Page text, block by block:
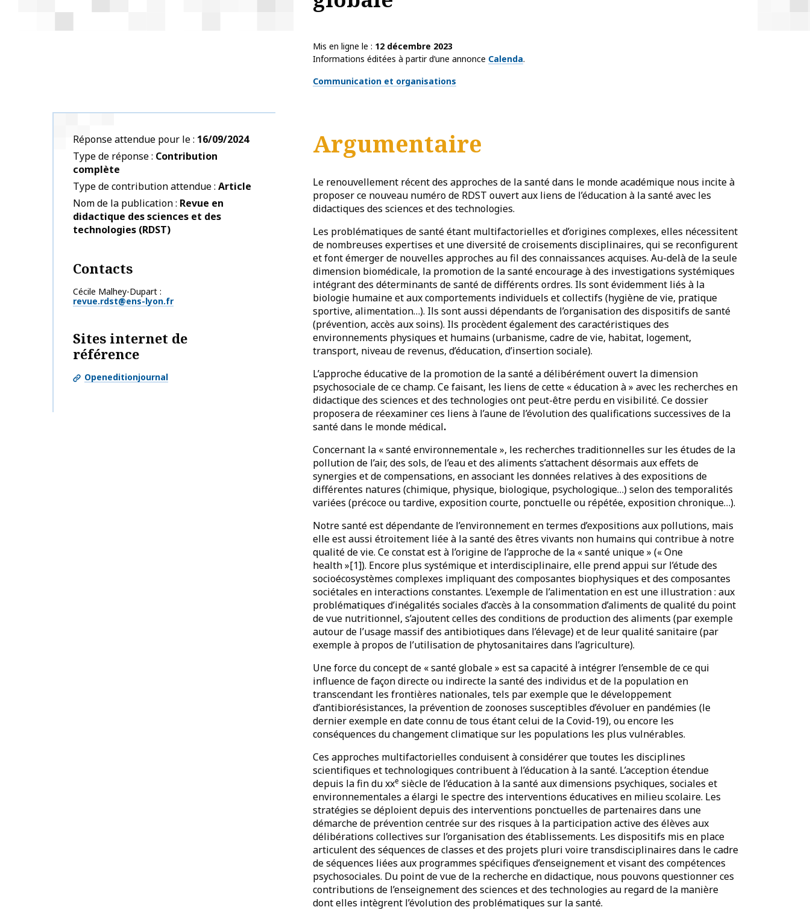
Mis en ligne le
12 décembre 2023
Informations éditées à partir d’une annonce Calenda.
Thématiques
Communication et organisations
Réponse attendue pour le 16/09/2024
Type de réponse Contribution
complète
Type de contribution attendue Article
Nom de la publication Revue en
didactique des sciences et des
technologies (RDST)
Contacts
Cécile Malhey-Dupart
revue.rdst@ens-lyon.fr
Sites internet de
référence
Openeditionjournal
Argumentaire
Le renouvellement récent des approches de la santé dans le monde académique nous incite à
proposer ce nouveau numéro de RDST ouvert aux liens de l’éducation à la santé avec les
didactiques des sciences et des technologies.
Les problématiques de santé étant multifactorielles et d’origines complexes, elles nécessitent
de nombreuses expertises et une diversité de croisements disciplinaires, qui se reconfigurent
et font émerger de nouvelles approches au fil des connaissances acquises. Au-delà de la seule
dimension biomédicale, la promotion de la santé encourage à des investigations systémiques
intégrant des déterminants de santé de différents ordres. Ils sont évidemment liés à la
biologie humaine et aux comportements individuels et collectifs (hygiène de vie, pratique
sportive, alimentation…). Ils sont aussi dépendants de l’organisation des dispositifs de santé
(prévention, accès aux soins). Ils procèdent également des caractéristiques des
environnements physiques et humains (urbanisme, cadre de vie, habitat, logement,
transport, niveau de revenus, d’éducation, d’insertion sociale).
L’approche éducative de la promotion de la santé a délibérément ouvert la dimension
psychosociale de ce champ. Ce faisant, les liens de cette « éducation à » avec les recherches en
didactique des sciences et des technologies ont peut-être perdu en visibilité. Ce dossier
proposera de réexaminer ces liens à l’aune de l’évolution des qualifications successives de la
santé dans le monde médical.
Concernant la « santé environnementale », les recherches traditionnelles sur les études de la
pollution de l’air, des sols, de l’eau et des aliments s’attachent désormais aux effets de
synergies et de compensations, en associant les données relatives à des expositions de
différentes natures (chimique, physique, biologique, psychologique…) selon des temporalités
variées (précoce ou tardive, exposition courte, ponctuelle ou répétée, exposition chronique…).
Notre santé est dépendante de l’environnement en termes d’expositions aux pollutions, mais
elle est aussi étroitement liée à la santé des êtres vivants non humains qui contribue à notre
qualité de vie. Ce constat est à l’origine de l’approche de la « santé unique » (« One
health »[1]). Encore plus systémique et interdisciplinaire, elle prend appui sur l’étude des
socioécosystèmes complexes impliquant des composantes biophysiques et des composantes
sociétales en interactions constantes. L’exemple de l’alimentation en est une illustration : aux
problématiques d’inégalités sociales d’accès à la consommation d’aliments de qualité du point
de vue nutritionnel, s’ajoutent celles des conditions de production des aliments (par exemple
autour de l’usage massif des antibiotiques dans l’élevage) et de leur qualité sanitaire (par
exemple à propos de l’utilisation de phytosanitaires dans l’agriculture).
Une force du concept de « santé globale » est sa capacité à intégrer l’ensemble de ce qui
influence de façon directe ou indirecte la santé des individus et de la population en
transcendant les frontières nationales, tels par exemple que le développement
d’antibiorésistances, la prévention de zoonoses susceptibles d’évoluer en pandémies (le
dernier exemple en date connu de tous étant celui de la Covid-19), ou encore les
conséquences du changement climatique sur les populations les plus vulnérables.
Ces approches multifactorielles conduisent à considérer que toutes les disciplines
scientifiques et technologiques contribuent à l’éducation à la santé. L’acception étendue
depuis la fin du xxe siècle de l’éducation à la santé aux dimensions psychiques, sociales et
environnementales a élargi le spectre des interventions éducatives en milieu scolaire. Les
stratégies se déploient depuis des interventions ponctuelles de partenaires dans une
démarche de prévention centrée sur des risques à la participation active des élèves aux
délibérations collectives sur l’organisation des établissements. Les dispositifs mis en place
articulent des séquences de classes et des projets pluri voire transdisciplinaires dans le cadre
de séquences liées aux programmes spécifiques d’enseignement et visant des compétences
psychosociales. Du point de vue de la recherche en didactique, nous pouvons questionner ces
contributions de l’enseignement des sciences et des technologies au regard de la manière
dont elles intègrent l’évolution des problématiques sur la santé.